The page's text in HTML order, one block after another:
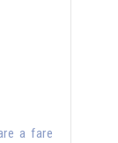
a fare